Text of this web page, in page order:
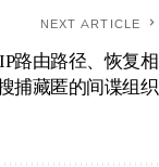
NEXT ARTICLE
路由路径、恢复相
捕藏匿的间谍组织